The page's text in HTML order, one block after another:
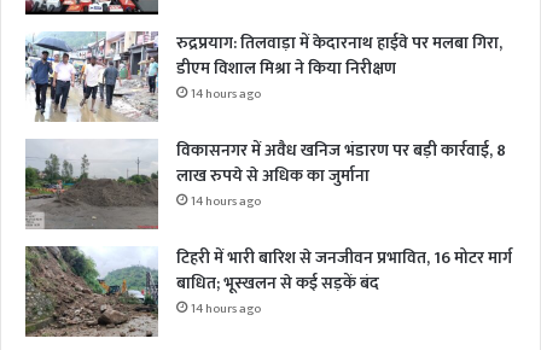
रुद्रप्रयाग: तिलवाड़ा में केदारनाथ हाईवे पर मलबा गिरा,
डीएम विशाल मिश्रा ने किया निरीक्षण
14 hours ago
विकासनगर में अवैध खनिज भंडारण पर बड़ी कार्रवाई, 8
लाख रुपये से अधिक का जुर्माना
14 hours ago
टिहरी में भारी बारिश से जनजीवन प्रभावित, 16 मोटर मार्ग
बाधित; भूस्खलन से कई सड़कें बंद
14 hours ago